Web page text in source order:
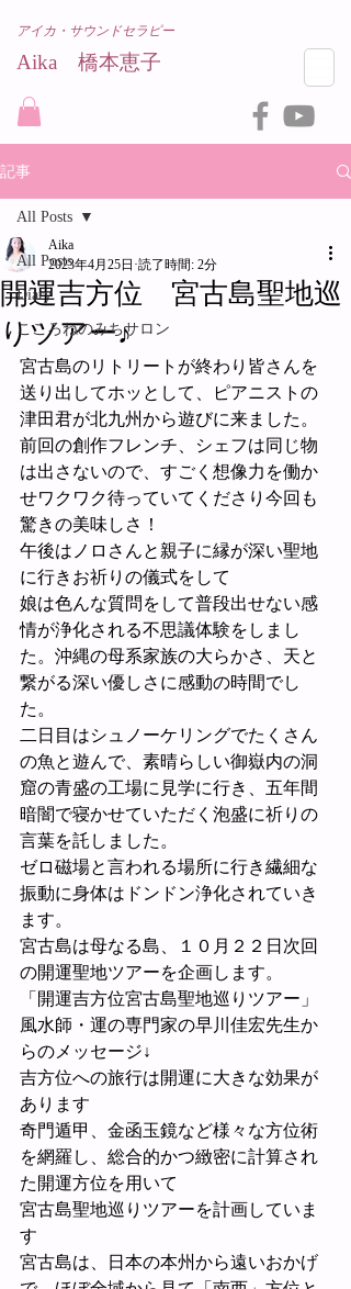
Aika 橋本恵子​
アイカ・サウンドセラピー
記事
All Posts
Diary
こころねのみちサロン
All Posts
開運吉方位 宮古島聖地巡
りツアー♪
Aika
2023年4月25日 読了時間: 2分
宮古島のリトリートが終わり皆さんを
送り出してホッとして、ピアニストの
津田君が北九州から遊びに来ました。
前回の創作フレンチ、シェフは同じ物
は出さないので、すごく想像力を働か
せワクワク待っていてくださり今回も
驚きの美味しさ！
午後はノロさんと親子に縁が深い聖地
に行きお祈りの儀式をして
娘は色んな質問をして普段出せない感
情が浄化される不思議体験をしまし
た。沖縄の母系家族の大らかさ、天と
繋がる深い優しさに感動の時間でし
た。
二日目はシュノーケリングでたくさん
の魚と遊んで、素晴らしい御嶽内の洞
窟の青盛の工場に見学に行き、五年間
暗闇で寝かせていただく泡盛に祈りの
言葉を託しました。
ゼロ磁場と言われる場所に行き繊細な
振動に身体はドンドン浄化されていき
ます。
宮古島は母なる島、１０月２２日次回
の開運聖地ツアーを企画します。
「開運吉方位宮古島聖地巡りツアー」
風水師・運の専門家の早川佳宏先生か
らのメッセージ↓
吉方位への旅行は開運に大きな効果が
あります
奇門遁甲、金函玉鏡など様々な方位術
を網羅し、総合的かつ緻密に計算され
た開運方位を用いて
宮古島聖地巡りツアーを計画していま
す
宮古島は、日本の本州から遠いおかげ